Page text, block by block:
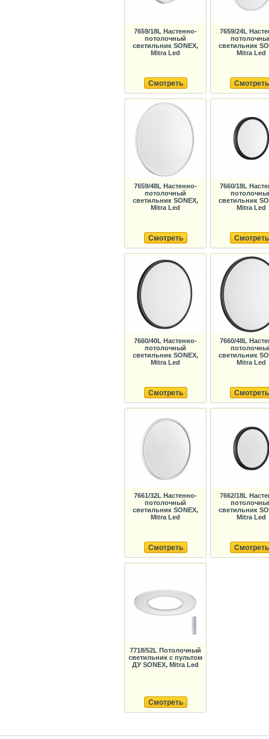
7659/18L Настенно-
потолочный
светильник SONEX,
Mitra Led
Смотреть
7659/24L
светильник
Mitra Led
Смотреть
7659/48L Настенно-
потолочный
светильник SONEX,
Mitra Led
Смотреть
7660/18L
светильник
Mitra Led
Смотреть
7660/40L Настенно-
потолочный
светильник SONEX,
Mitra Led
Смотреть
7660/48L
светильник
Mitra Led
Смотреть
7661/32L Настенно-
потолочный
светильник SONEX,
Mitra Led
Смотреть
7662/18L
светильник
Mitra Led
Смотреть
7718/52L Потолочный
светильник с пультом
ДУ SONEX, Mitra Led
Смотреть